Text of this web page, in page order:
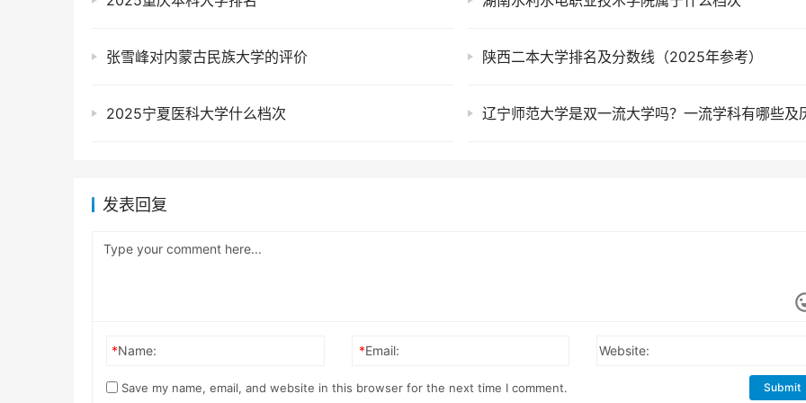
张雪峰对内蒙古民族大学的评价 陕西二本大学排名及分数线（2025年参考）
2025宁夏医科大学什么档次
发表回复
*Name: *Email: Website:
Save my name, email, and website in this browser for the next time I comment. Submit